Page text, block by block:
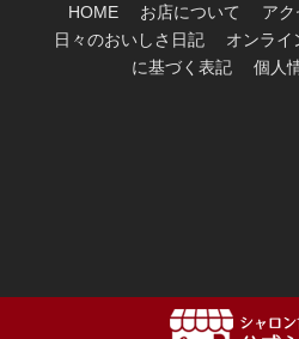
HOME お店について アク
日々のおいしさ日記
オンライ
に基づく表記
個人
Copyright 2017: シャロ